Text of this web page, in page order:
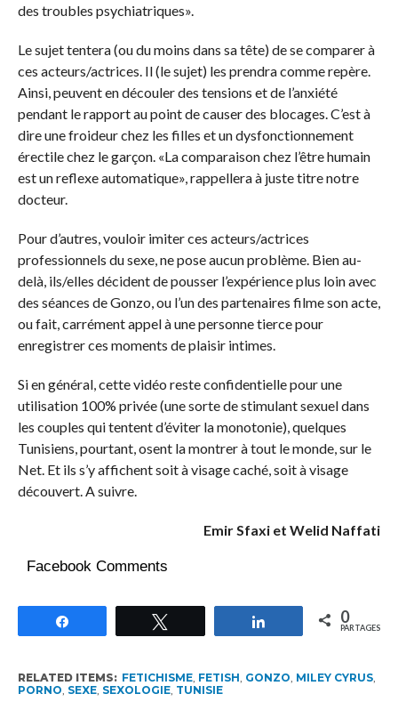
des troubles psychiatriques».
Le sujet tentera (ou du moins dans sa tête) de se comparer à
ces acteurs/actrices. Il (le sujet) les prendra comme repère.
Ainsi, peuvent en découler des tensions et de l’anxiété
pendant le rapport au point de causer des blocages. C’est à
dire une froideur chez les filles et un dysfonctionnement
érectile chez le garçon. «La comparaison chez l’être humain
est un reflexe automatique», rappellera à juste titre notre
docteur.
Pour d’autres, vouloir imiter ces acteurs/actrices
professionnels du sexe, ne pose aucun problème. Bien au-
delà, ils/elles décident de pousser l’expérience plus loin avec
des séances de Gonzo, ou l’un des partenaires filme son acte,
ou fait, carrément appel à une personne tierce pour
enregistrer ces moments de plaisir intimes.
Si en général, cette vidéo reste confidentielle pour une
utilisation 100% privée (une sorte de stimulant sexuel dans
les couples qui tentent d’éviter la monotonie), quelques
Tunisiens, pourtant, osent la montrer à tout le monde, sur le
Net. Et ils s’y affichent soit à visage caché, soit à visage
découvert. A suivre.
Emir Sfaxi et Welid Naffati
Facebook Comments
Partagez 0
PARTAGES
RELATED ITEMS: FETICHISME, FETISH GONZO MILEY CYRUS,
PORNO SEXE, SEXOLOGIE, TUNISIE